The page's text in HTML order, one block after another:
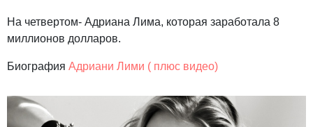
На четвертом- Адриана Лима, которая заработала 8
миллионов долларов.
Биография Адриани Лими ( плюс видео)